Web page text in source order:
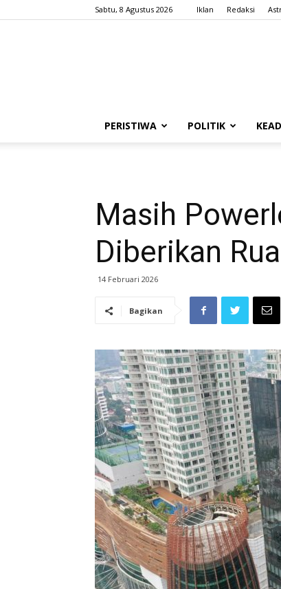
Sabtu, 8 Agustus 2026 Iklan Redaksi
PERISTIWA POLITIK
Masih
Diberikan
14 Februari 2026
Bagikan